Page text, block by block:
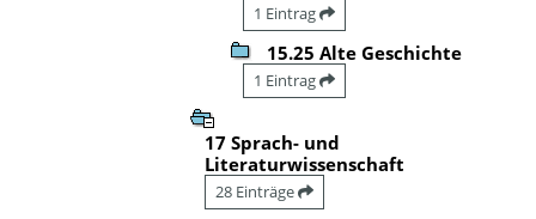
1 Eintrag
15.25 Alte Geschichte
1 Eintrag
17 Sprach- und
Literaturwissenschaft
28 Einträge